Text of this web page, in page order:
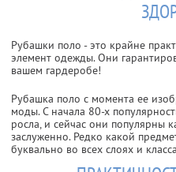
Рубашки поло - это крайне
элемент одежды. Они
вашем гардеробе!
Рубашка поло с момента ее
моды. С начала 80-х
росла, и сейчас они популярны
заслуженно. Редко какой
буквально во всех слоях и